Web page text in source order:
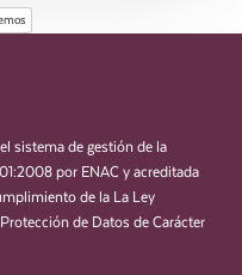
sistema de gestión de la
por ENAC y acreditada
de la La Ley
de Datos de Carácter